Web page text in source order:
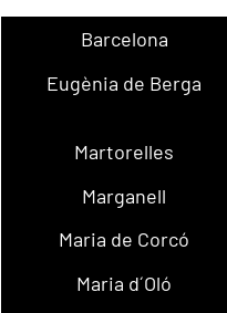
Barcelona
Eugènia de Berga
Martorelles
Marganell
Maria de Corcó
Maria d´Oló